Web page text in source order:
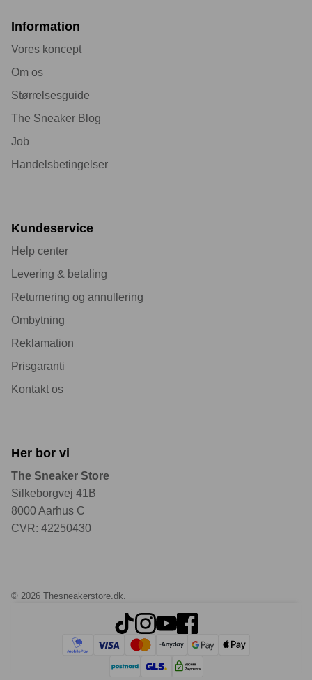
Information
Vores koncept
Om os
Størrelsesguide
The Sneaker Blog
Job
Handelsbetingelser
Kundeservice
Help center
Levering & betaling
Returnering og annullering
Ombytning
Reklamation
Prisgaranti
Kontakt os
Her bor vi
The Sneaker Store
Silkeborgvej 41B
8000 Aarhus C
CVR: 42250430
© 2026 Thesneakerstore.dk.